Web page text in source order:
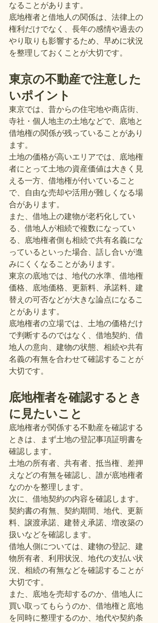
なることがあります。
底地権者と借地人の関係は、法律上の
権利だけでなく、長年の感情や過去の
やり取りも影響するため、早めに状況
を整理しておくことが大切です。
東京の不動産で注意した
いポイント
東京では、昔からの住宅地や商店街、
寺社・個人地主の土地などで、底地と
借地権の関係が残っていることがあり
ます。
土地の価格が高いエリアでは、底地権
者にとって土地の資産価値は大きく見
える一方、借地権が付いていること
で、自由な売却や活用が難しくなる場
合があります。
また、借地上の建物が老朽化してい
る、借地人が相続で複数になってい
る、底地権者側も相続で共有名義にな
っているといった場合、話し合いが進
みにくくなることがあります。
東京の底地では、地代の水準、借地権
価格、底地価格、更新料、承諾料、建
替えの可否などが大きな論点になるこ
とがあります。
底地権者の立場では、土地の価格だけ
で判断するのではなく、借地契約、借
地人の意向、建物の状態、相続や共有
名義の有無を合わせて確認することが
大切です。
底地権者を確認するとき
に見たいこと
底地権者が関係する不動産を確認する
ときは、まず土地の登記事項証明書を
確認します。
土地の所有者、共有者、抵当権、差押
えなどの有無を確認し、誰が底地権者
なのかを整理します。
次に、借地契約の内容を確認します。
契約書の有無、契約期間、地代、更新
料、譲渡承諾、建替え承諾、増改築の
扱いなどを確認します。
借地人側については、建物の登記、建
物所有者、利用状況、地代の支払い状
況、相続の有無などを確認することが
大切です。
また、底地を売却するのか、借地人に
買い取ってもらうのか、借地権と底地
を同時に整理するのか、地代や契約条